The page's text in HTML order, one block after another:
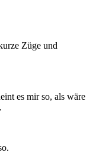
Züge und
es mir so, als wäre